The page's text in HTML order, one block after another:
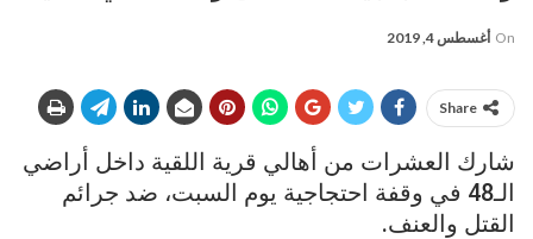
On أغسطس 4, 2019
Share
شارك العشرات من أهالي قرية اللقية داخل أراضي
الـ48 في وقفة احتجاجية يوم السبت، ضد جرائم
القتل والعنف.